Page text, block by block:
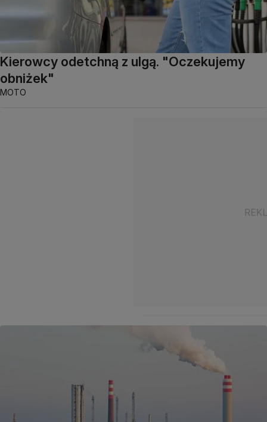
Kierowcy odetchną z ulgą. "Oczekujemy
obniżek"
MOTO